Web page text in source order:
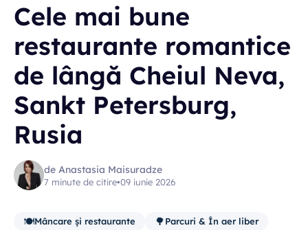
Cele mai bune
restaurante romantice
de lângă Cheiul Neva,
Sankt Petersburg,
Rusia
de Anastasia Maisuradze
7 minute de citire•09 iunie 2026
🍽️Mâncare și restaurante 🌳Parcuri & În aer liber